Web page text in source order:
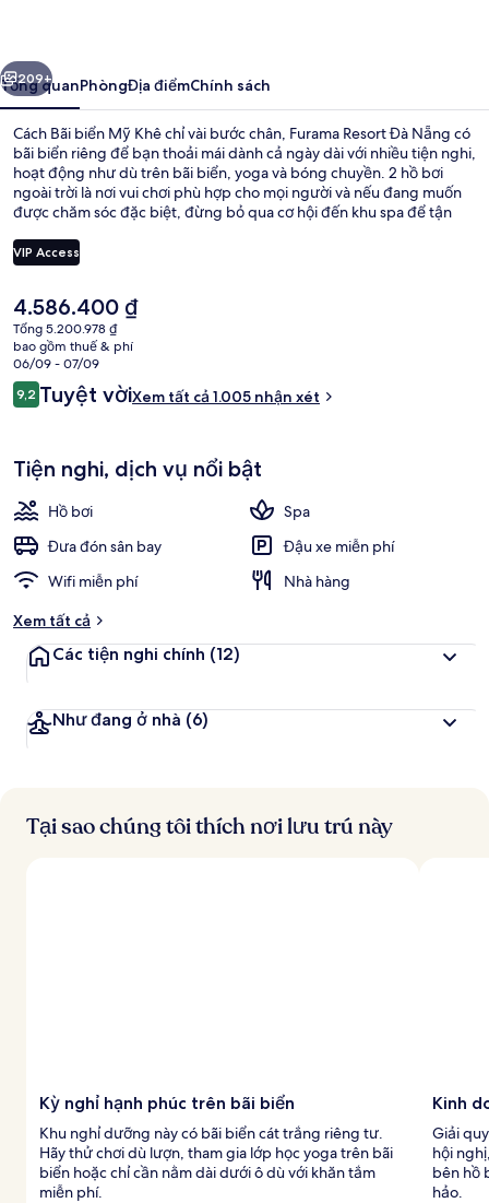
Tiếp
209+
Tổng quanPhòngĐịa điểmChính sách
Cách Bãi biển Mỹ Khê chỉ vài bước chân, Furama Resort Đà Nẵng có
bãi biển riêng để bạn thoải mái dành cả ngày dài với nhiều tiện nghi,
hoạt động như dù trên bãi biển, yoga và bóng chuyền. 2 hồ bơi
ngoài trời là nơi vui chơi phù hợp cho mọi người và nếu đang muốn
được chăm sóc đặc biệt, đừng bỏ qua cơ hội đến khu spa để tận
Indochine, một trong 6 nhà hàng, chuyên về món Á và phục vụ bữa
sáng, bữa trưa cùng bữa tối. Resort sang trọng này cung cấp những
lạc bộ trẻ em miễn phí. Du khách đánh giá cao nhân viên nhiệt tình
và cơ sở vật chất.
VIP Access
Giá
hiện
tại
là
4.586.400 ₫
4.586.400 ₫
Tổng 5.200.978 ₫
bao gồm thuế & phí
06/09 - 07/09
Nhận
xét
9,29,2 trên 10,
Tuyệt vờiXem tất cả 1.005 nhận xét
Tiện nghi, dịch vụ nổi bật
Hồ bơi
Spa
Đưa đón sân bay
Đậu xe miễn phí
Wifi miễn phí
Nhà hàng
Xem tất cả
Các tiện nghi chính (12)
Như đang ở nhà (6)
Tại sao chúng tôi thích nơi lưu trú này
Kỳ nghỉ hạnh phúc trên bãi biển
Khu nghỉ dưỡng này có bãi biển cát trắng riêng tư.
Hãy thử chơi dù lượn, tham gia lớp học yoga trên bãi
biển hoặc chỉ cần nằm dài dưới ô dù với khăn tắm
miễn phí.
Kinh
Giải
hội
bên hồ
hảo.